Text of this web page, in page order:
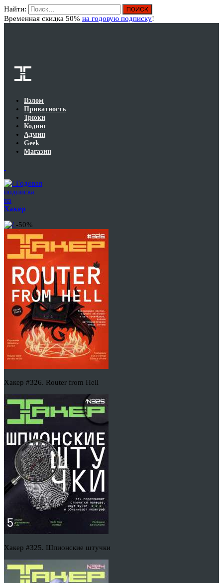
Найти:
Временная скидка 50% на годовую подписку!
Взлом
Приватность
Трюки
Кодинг
Админ
Geek
Магазин
Годовая
подписка
на
Хакер
-50%
Хакер #326. Router from Hell
Хакер #325. Шпионские штучки